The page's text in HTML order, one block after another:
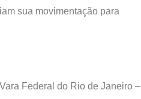
sua movimentação para
Federal do Rio de Janeiro –